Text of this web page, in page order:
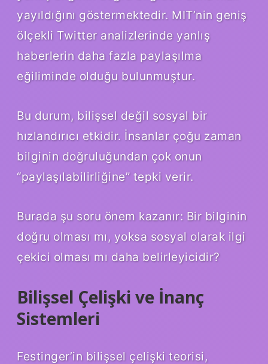
yayıldığını göstermektedir. MIT’nin geniş
ölçekli Twitter analizlerinde yanlış
haberlerin daha fazla paylaşılma
eğiliminde olduğu bulunmuştur.
Bu durum, bilişsel değil sosyal bir
hızlandırıcı etkidir. İnsanlar çoğu zaman
bilginin doğruluğundan çok onun
“paylaşılabilirliğine” tepki verir.
Burada şu soru önem kazanır: Bir bilginin
doğru olması mı, yoksa sosyal olarak ilgi
çekici olması mı daha belirleyicidir?
Bilişsel Çelişki ve İnanç
Sistemleri
Festinger’in bilişsel çelişki teorisi,